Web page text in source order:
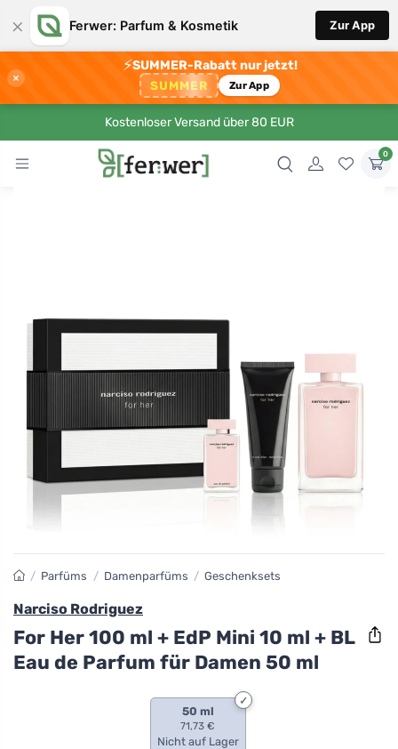
× Ferwer: Parfum & Kosmetik Zur App
×
⚡SUMMER-Rabatt nur jetzt!
SUMMER Zur App
Kostenloser Versand über 80 EUR
0
/ Parfüms / Damenparfüms / Geschenksets
Narciso Rodriguez
For Her 100 ml + EdP Mini 10 ml + BL
Eau de Parfum für Damen 50 ml
50 ml
71,73 €
Nicht auf Lager